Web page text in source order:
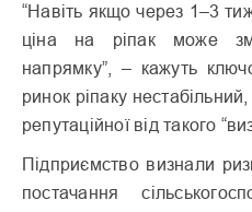
“Навіть якщо через 1–3
ціна на ріпак може
напрямку”, – кажуть
ринок ріпаку
репутаційної від такого
Підприємство визнали
постачання